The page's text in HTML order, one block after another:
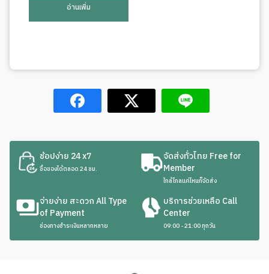
อ่านเพิ่ม
ช้อปง่าย 24 x7
ซื้อของได้ตลอด 24 ชม.
จัดส่งทั่วไทย Free for
Member
ใกล้ไกลแค่ไหนก็จัดส่ง
จ่ายง่าย สะดวก All Type
of Payment
ช่องทางชำระเงินหลากหลาย
บริการช่วยเหลือ Call
Center
09:00 - 21:00 ทุกวัน